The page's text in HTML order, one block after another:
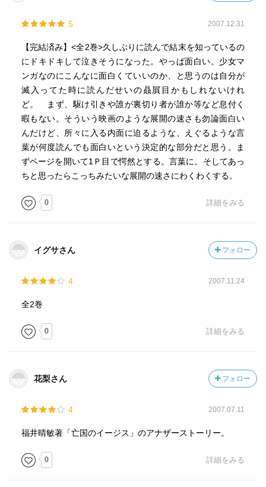
5 2007.12.31
【完結済み】<全2巻>久しぶりに読んで結末を知っているの
にドキドキして泣きそうになった。やっぱ面白い。少女マ
ンガなのにこんなに面白くていいのか、と思うのは自分が
滅入ってた時に読んだせいの贔屓目かもしれないけれ
ど。 まず、駆け引きや誰が裏切り者が誰か等など息付く
暇もない。そういう映画のような展開の速さも勿論面白い
んだけど、所々に入る内面に迫るような、えぐるような言
葉が何度読んでも面白いという決定的な部分だと思う。ま
ずページを開いて1Ｐ目で愕然とする。言葉に。そしてあっ
ちと思ったらこっちみたいな展開の速さにわくわくする。
0 詳細をみる
イグサさん フォロー
4 2007.11.24
全2巻
0 詳細をみる
花梨さん フォロー
4 2007.07.11
福井晴敏著「亡国のイージス」のアナザーストーリー。
0 詳細をみる